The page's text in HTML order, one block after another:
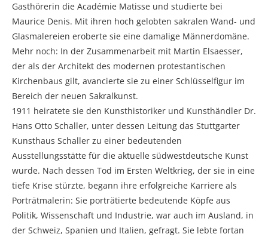
Gasthörerin die Académie Matisse und studierte bei
Maurice Denis. Mit ihren hoch gelobten sakralen Wand- und
Glasmalereien eroberte sie eine damalige Männerdomäne.
Mehr noch: In der Zusammenarbeit mit Martin Elsaesser,
der als der Architekt des modernen protestantischen
Kirchenbaus gilt, avancierte sie zu einer Schlüsselfigur im
Bereich der neuen Sakralkunst.
1911 heiratete sie den Kunsthistoriker und Kunsthändler Dr.
Hans Otto Schaller, unter dessen Leitung das Stuttgarter
Kunsthaus Schaller zu einer bedeutenden
Ausstellungsstätte für die aktuelle südwestdeutsche Kunst
wurde. Nach dessen Tod im Ersten Weltkrieg, der sie in eine
tiefe Krise stürzte, begann ihre erfolgreiche Karriere als
Porträtmalerin: Sie porträtierte bedeutende Köpfe aus
Politik, Wissenschaft und Industrie, war auch im Ausland, in
der Schweiz, Spanien und Italien, gefragt. Sie lebte fortan